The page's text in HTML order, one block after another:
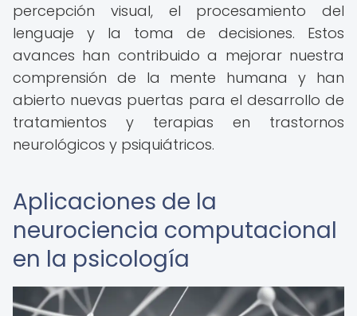
percepción visual, el procesamiento del
lenguaje y la toma de decisiones. Estos
avances han contribuido a mejorar nuestra
comprensión de la mente humana y han
abierto nuevas puertas para el desarrollo de
tratamientos y terapias en trastornos
neurológicos y psiquiátricos.
Aplicaciones de la
neurociencia computacional
en la psicología